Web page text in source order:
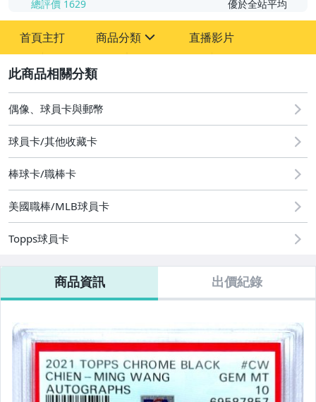
總評價 1629 優於全站平均
首頁主打 商品分類
成人專區
玩具、模型與公仔
直播影片
偶像、球員卡與郵幣
球員卡/其他收藏卡
棒球卡/職棒卡
美國職棒/MLB球員卡
Topps球員卡
商品資訊 出價紀錄